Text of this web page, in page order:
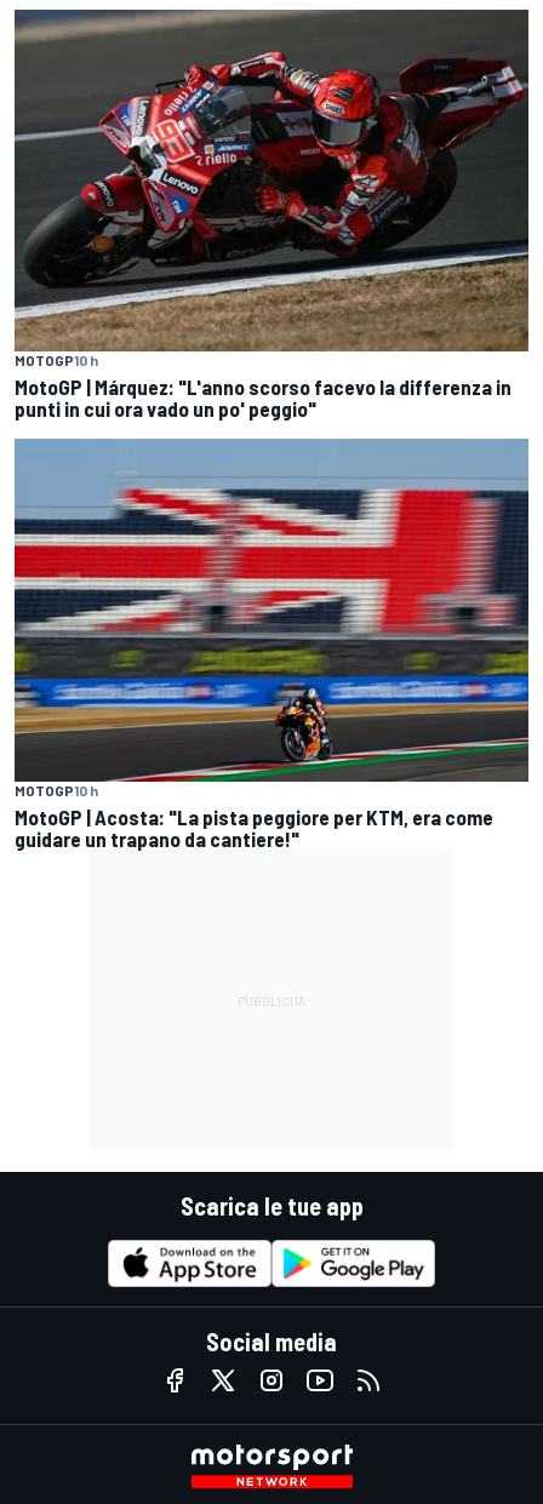
MOTOGP10 h
MotoGP | Márquez: "L'anno scorso facevo la differenza in
punti in cui ora vado un po' peggio"
MOTOGP10 h
MotoGP | Acosta: "La pista peggiore per KTM, era come
guidare un trapano da cantiere!"
Scarica le tue app
Social media